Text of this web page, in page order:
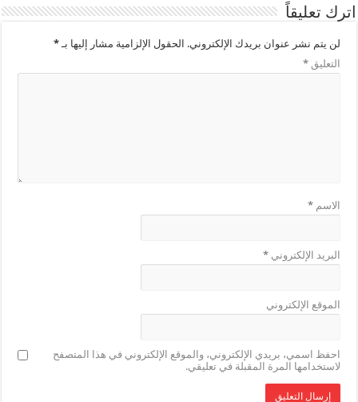
اترك تعليقاً
لن يتم نشر عنوان بريدك الإلكتروني. الحقول الإلزامية مشار إليها بـ*
التعليق*
الاسم*
البريد الإلكتروني*
الموقع الإلكتروني
احفظ اسمي، بريدي الإلكتروني، والموقع الإلكتروني في هذا المتصفح
لاستخدامها المرة المقبلة في تعليقي.